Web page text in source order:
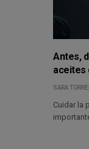
Antes,
aceites
SARA
Cuidar la